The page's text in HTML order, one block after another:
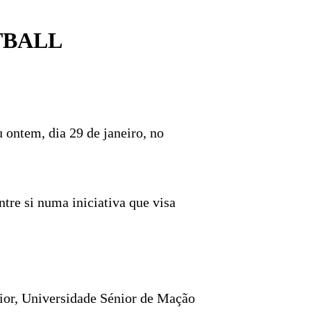
dia 29 de janeiro, no
si numa iniciativa que visa
Universidade Sénior de Mação